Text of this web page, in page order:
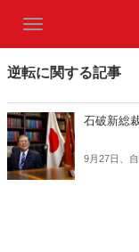
逆転に関する記事
石破新総
9月27日、